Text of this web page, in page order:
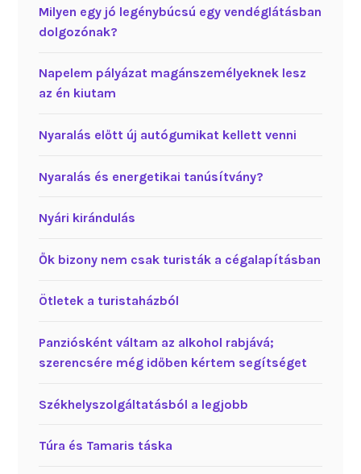
Milyen egy jó legénybúcsú egy vendéglátásban
dolgozónak?
Napelem pályázat magánszemélyeknek lesz
az én kiutam
Nyaralás előtt új autógumikat kellett venni
Nyaralás és energetikai tanúsítvány?
Nyári kirándulás
Ők bizony nem csak turisták a cégalapításban
Ötletek a turistaházból
Panziósként váltam az alkohol rabjává;
szerencsére még időben kértem segítséget
Székhelyszolgáltatásból a legjobb
Túra és Tamaris táska